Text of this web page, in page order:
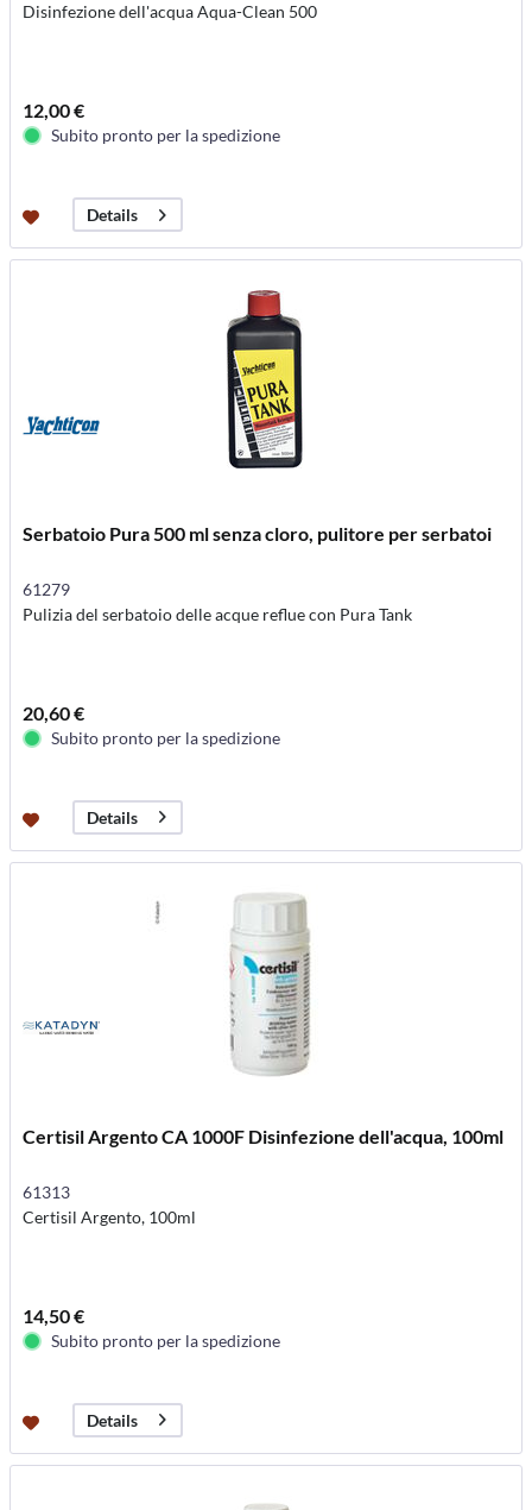
Disinfezione dell'acqua Aqua-Clean 500
12,00 €
Subito pronto per la spedizione
Details
Serbatoio Pura 500 ml senza cloro, pulitore per serbatoi
61279
Pulizia del serbatoio delle acque reflue con Pura Tank
20,60 €
Subito pronto per la spedizione
Details
Certisil Argento CA 1000F Disinfezione dell'acqua, 100ml
61313
Certisil Argento, 100ml
14,50 €
Subito pronto per la spedizione
Details